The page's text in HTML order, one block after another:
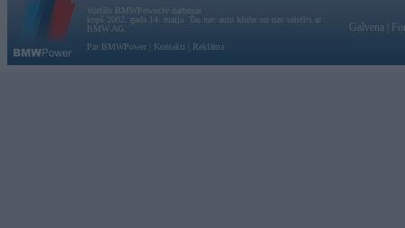
Vortāls BMWPower.lv darbojas
kopš 2002. gada 14. maija. Tas nav auto klubs un nav saistīts ar
BMW AG.
Par BMWPower
Kontakti Reklāma
Galvena